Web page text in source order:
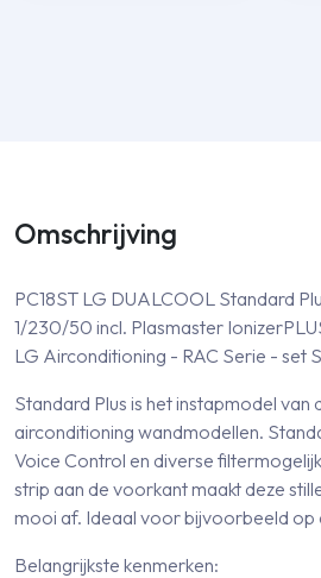
Omschrijving
PC18ST LG DUALCOOL Standard
1/230/50 incl. Plasmaster
LG Airconditioning - RAC Serie - set
Standard Plus is het instapmodel van
airconditioning wandmodellen.
Voice Control en diverse
strip aan de voorkant maakt deze
mooi af. Ideaal voor bijvoorbeeld op
Belangrijkste kenmerken: